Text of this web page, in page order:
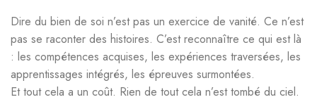
Dire du bien de soi n’est pas un exercice de vanité. Ce n’est
pas se raconter des histoires. C’est reconnaître ce qui est là
: les compétences acquises, les expériences traversées, les
apprentissages intégrés, les épreuves surmontées.
Et tout cela a un coût. Rien de tout cela n’est tombé du ciel.